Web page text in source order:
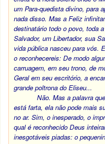
um Para-quedista divino, para
nada disso. Mas a Feliz
destinatário todo o povo, toda
Salvador, um Libertador, sua
vida pública nasceu para vós.
o reconhecereis: De modo
carruagem, em seu trono, de
Geral em seu escritório, a
grande poltrona do Eliseu...
Não. Mas a palavra
está farta, ela não pode mais
no ar. Sim, o inesperado, o
qual é reconhecido Deus
inesgotáveis piadas: o